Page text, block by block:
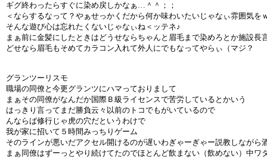
ギグ終わったらすぐに染め戻しかなぁ…＾＾；；
＜ならするなって？やぁせっかくだから何か味わいたいじゃなぃ雰囲気を
そんな遊び心は忘れたくないじゃなぃね＜ッテネ♪
まぁ前に金髪にしたときはどうせならちゃんと眉毛まで染めろとか施設長
どせなら眉毛もそめてカラコン入れて外人にでもなってやらぃ（マジ？
グランツーリスモ
職場の同僚と今更グランツにハマっておりまして
まぁその同僚がなんだか国際Ｂ級ライセンスで苦労しているとかいう
はっきり言ってまだ勝負云々以前のトコでもがいているので
んならば修行じゃ虎の穴だというわけで
我が家に招いて５時間みっちりゲーム
そのラインが悪いだアクセル開けるのが遅いわぎゃーぎゃー説教しながら
まぁ同僚はずーっとやり続けてたのでほとんど飲まない（飲めない）中ワ